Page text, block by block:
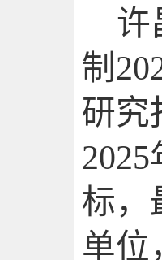
许
制
研究
2025
标，
单位